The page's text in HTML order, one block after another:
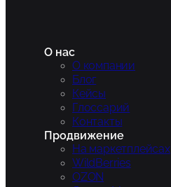
О нас
О компании
Блог
Кейсы
Глоссарий
Контакты
Продвижение
На маркетплейсах
WildBerries
OZON